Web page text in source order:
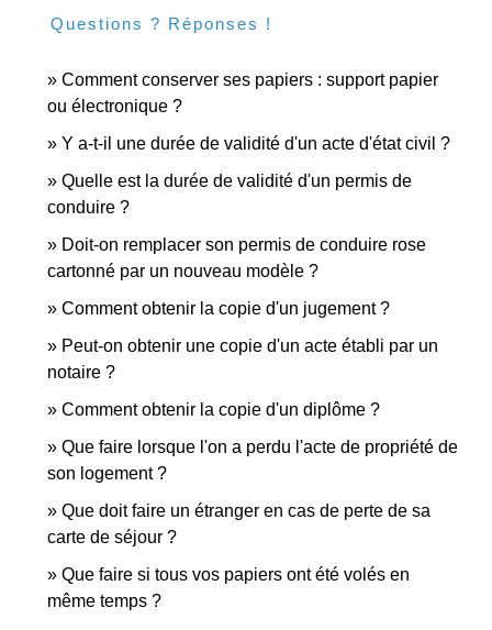
Questions ? Réponses !
Comment conserver ses papiers : support papier
ou électronique ?
Y a-t-il une durée de validité d'un acte d'état civil ?
Quelle est la durée de validité d'un permis de
conduire ?
Doit-on remplacer son permis de conduire rose
cartonné par un nouveau modèle ?
Comment obtenir la copie d'un jugement ?
Peut-on obtenir une copie d'un acte établi par un
notaire ?
Comment obtenir la copie d'un diplôme ?
Que faire lorsque l'on a perdu l'acte de propriété de
son logement ?
Que doit faire un étranger en cas de perte de sa
carte de séjour ?
Que faire si tous vos papiers ont été volés en
même temps ?